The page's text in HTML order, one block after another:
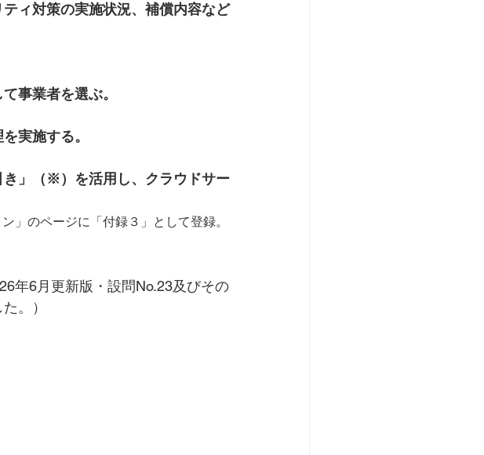
ィ対策の実施状況、補償内容など
事業者を選ぶ。
実施する。
き」（※）を活用し、クラウドサー
」のページに「付録３」として登録。
年6月更新版・設問No.23及びその
。）